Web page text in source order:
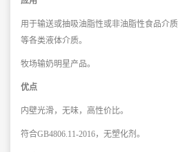
用于输送或抽吸油脂性或非油脂性食品介
等各类液体介质。
牧场输奶明星产品。
优点
内壁光滑，无味，高性价比。
符合GB4806.11-2016，无塑化剂。